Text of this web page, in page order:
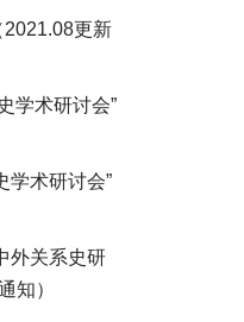
更新
学术研讨会”
学术研讨会”
外关系史研
知）